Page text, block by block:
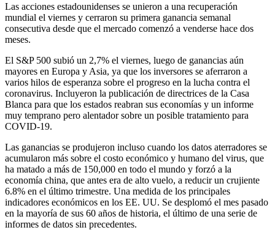
Las acciones estadounidenses se unieron a una recuperación
mundial el viernes y cerraron su primera ganancia semanal
consecutiva desde que el mercado comenzó a venderse hace dos
meses.
El S&P 500 subió un 2,7% el viernes, luego de ganancias aún
mayores en Europa y Asia, ya que los inversores se aferraron a
varios hilos de esperanza sobre el progreso en la lucha contra el
coronavirus. Incluyeron la publicación de directrices de la Casa
Blanca para que los estados reabran sus economías y un informe
muy temprano pero alentador sobre un posible tratamiento para
COVID-19.
Las ganancias se produjeron incluso cuando los datos aterradores se
acumularon más sobre el costo económico y humano del virus, que
ha matado a más de 150,000 en todo el mundo y forzó a la
economía china, que antes era de alto vuelo, a reducir un crujiente
6.8% en el último trimestre. Una medida de los principales
indicadores económicos en los EE. UU. Se desplomó el mes pasado
en la mayoría de sus 60 años de historia, el último de una serie de
informes de datos sin precedentes.